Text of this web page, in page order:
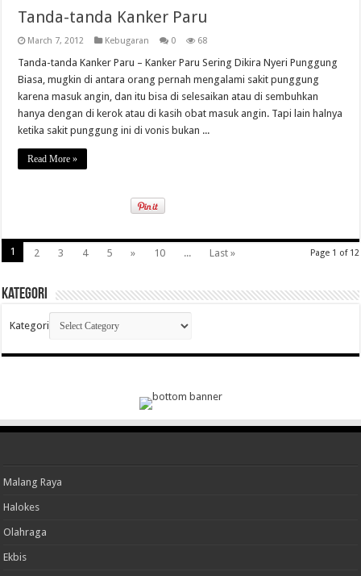
Tanda-tanda Kanker Paru
March 7, 2012 Kebugaran 0 68
Tanda-tanda Kanker Paru – Kanker Paru Sering Dikira Nyeri Punggung
Biasa, mugkin di antara orang pernah mengalami sakit punggung
karena masuk angin, dan itu bisa di selesaikan atau di sembuhkan
hanya dengan di kerok atau di kasih obat masuk angin. Tapi lain halnya
ketika sakit punggung ini di vonis bukan ...
Read More »
Page 1 of 12
1 2 3 4 5 » 10 ... Last »
Kategori
Kategori
Malang Raya
Halokes
Olahraga
Ekbis